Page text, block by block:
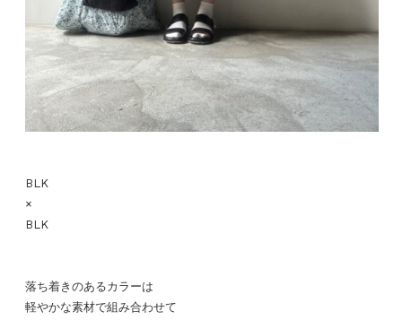
BLK
×
BLK
落ち着きのあるカラーは
軽やかな素材で組み合わせて